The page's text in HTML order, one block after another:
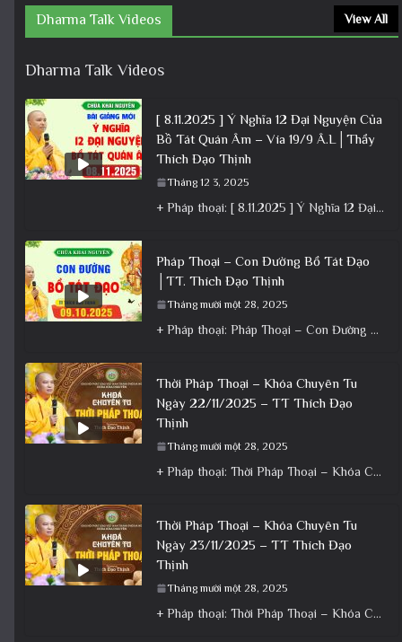
Dharma Talk Videos View All
Dharma Talk Videos
[ 8.11.2025 ] Ý Nghĩa 12 Đại Nguyện Của
Bồ Tát Quán Âm – Vía 19/9 Â.L│Thầy
Thích Đạo Thịnh
Tháng 12 3, 2025
+ Pháp thoại: [ 8.11.2025 ] Ý Nghĩa 12 Đại Nguyện Của Bồ Tát Quán Âm – Vía 19/9 Â.L│Thầy
Pháp Thoại – Con Đường Bồ Tát Đạo
│TT. Thích Đạo Thịnh
Tháng mười một 28, 2025
+ Pháp thoại: Pháp Thoại – Con Đường Bồ Tát Đạo │TT. Thích Đạo Thịnh + Album: Pháp Thoại +
Thời Pháp Thoại – Khóa Chuyên Tu
Ngày 22/11/2025 – TT Thích Đạo
Thịnh
Tháng mười một 28, 2025
+ Pháp thoại: Thời Pháp Thoại – Khóa Chuyên Tu Ngày 22/11/2025 – TT Thích Đạo Thịnh + Album: Pháp
Thời Pháp Thoại – Khóa Chuyên Tu
Ngày 23/11/2025 – TT Thích Đạo
Thịnh
Tháng mười một 28, 2025
+ Pháp thoại: Thời Pháp Thoại – Khóa Chuyên Tu Ngày 23/11/2025 – TT Thích Đạo Thịnh + Album: Pháp